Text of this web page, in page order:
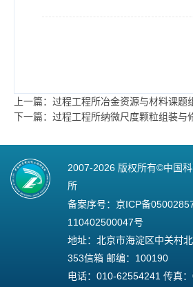
上一篇：过程工程所冶金资源与材料课题
下一篇：过程工程所纳微尺度颗粒组装与
2007-2026 版权所有©中国
所
备案序号： 京ICP备
110402500047号
地址：北京市海淀区中关村
353信箱 邮编：100190
电话：010-62554241 传真